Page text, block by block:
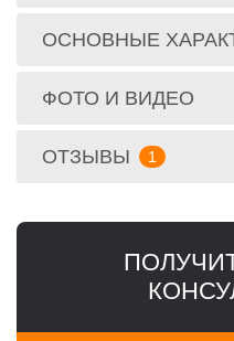
ОСНОВНЫЕ
ФОТО И ВИДЕО
ОТЗЫВЫ 1